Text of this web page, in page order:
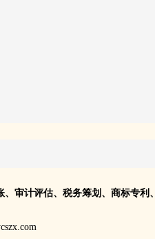
、审计评估、税务筹划、商标专